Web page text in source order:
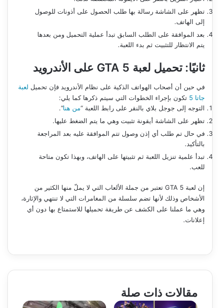
تظهر على الشاشة رسالة بها طلب الحصول على أذونات للوصول
إلى الهاتف.
بعد الموافقة على الطلب السابق تبدأ عملية التحميل ومن بعدها
يتم الانتظار للتثبيت ثم بدء اللعبة.
ثانيًا: تحميل لعبة GTA 5 على الأندرويد
في حين أن أصحاب الهواتف الذكية على نظام الأندرويد فإن تحميل لعبة
جاتا 5
تكون بإجراء الخطوات التي سيتم ذكرها كما يلي:
التوجه إلى جوجل بلاي بالنقر على رابط اللعبة “من هنا“.
تظهر على الشاشة أيقونة تثبيت وهي ما يتم الضغط عليها.
في حال تم طلب أي إذن وصول تتم الموافقة عليه بعد المراجعة
بالتأكيد.
تبدأ علمية تنزيل اللعبة ثم تثبيتها على الهاتف، وبهذا تكون متاحة
للعب.
إن لعبة GTA 5 تعتبر من جملة الألعاب التي لا يملّ منها الكثير من
الأشخاص وذلك لأنها تضم سلسلة من المغامرات التي لا تنتهي والإثارة،
وهي ما عملنا على الكشف عن طريقة تحميلها للاستمتاع بها دون أي
إعلانات.
مقالات ذات صلة